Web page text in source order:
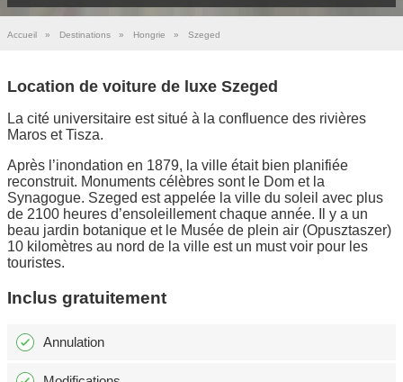
Accueil » Destinations » Hongrie » Szeged
Location de voiture de luxe Szeged
La cité universitaire est situé à la confluence des rivières
Maros et Tisza.
Après l’inondation en 1879, la ville était bien planifiée
reconstruit. Monuments célèbres sont le Dom et la
Synagogue. Szeged est appelée la ville du soleil avec plus
de 2100 heures d’ensoleillement chaque année. Il y a un
beau jardin botanique et le Musée de plein air (Opusztaszer)
10 kilomètres au nord de la ville est un must voir pour les
touristes.
Inclus gratuitement
Annulation